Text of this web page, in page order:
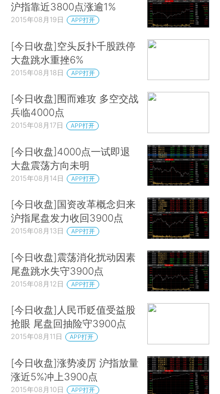
沪指靠近3800点涨逾1%
2015年08月19日 APP打开
[今日收盘]空头反扑千股跌停
大盘跳水重挫6%
2015年08月18日 APP打开
[今日收盘]围而难攻 多空交战
兵临4000点
2015年08月17日 APP打开
[今日收盘]4000点一试即退
大盘震荡方向未明
2015年08月14日 APP打开
[今日收盘]国资改革概念归来
沪指尾盘发力收回3900点
2015年08月13日 APP打开
[今日收盘]震荡消化扰动因素
尾盘跳水失守3900点
2015年08月12日 APP打开
[今日收盘]人民币贬值受益股
抢眼 尾盘回抽险守3900点
2015年08月11日 APP打开
[今日收盘]涨势凌厉 沪指放量
涨近5%冲上3900点
2015年08月10日 APP打开